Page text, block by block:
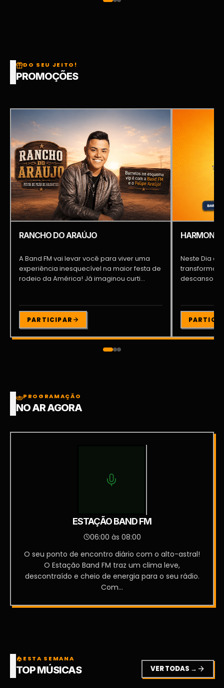
DO SEU JEITO!
PROMOÇÕES
RANCHO DO ARAÚJO
A Band FM vai levar você para viver uma
experiência inesquecível na maior festa de
rodeio da América! Já imaginou curti...
PARTICIPAR
Neste Dia
transformar
descanso
PROGRAMAÇÃO
NO AR AGORA
ESTAÇÃO BAND FM
06:00 às 08:00
O seu ponto de encontro diário com o alto-astral!
O Estação Band FM traz um clima leve,
descontraído e cheio de energia para o seu rádio.
Com...
local_fire_department ESTA SEMANA
TOP MÚSICAS VER TODAS → arrow_forward